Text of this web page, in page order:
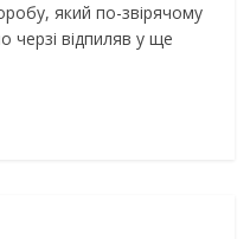
який по-звірячому
черзі відпиляв у ще